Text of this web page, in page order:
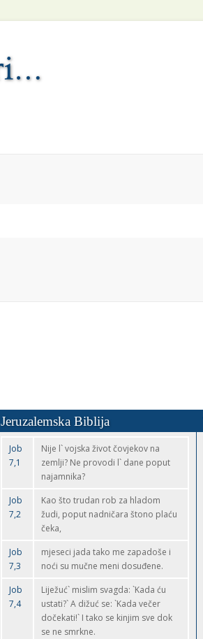
Jeruzalemska Biblija
Job
7,1
Nije l` vojska život čovjekov na
zemlji? Ne provodi l` dane poput
najamnika?
Job
7,2
Kao što trudan rob za hladom
žudi, poput nadničara štono plaću
čeka,
Job
7,3
mjeseci jada tako me zapadoše i
noći su mučne meni dosuđene.
Job
7,4
Liježuć` mislim svagda: `Kada ću
ustati?` A dižuć se: `Kada večer
dočekati!` I tako se kinjim sve dok
se ne smrkne.